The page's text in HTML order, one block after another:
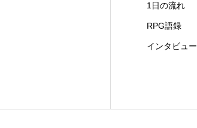
1日の流れ
RPG語録
インタビュー